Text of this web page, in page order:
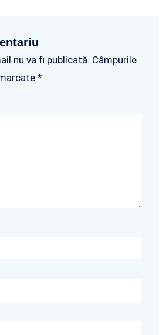
nu va fi publicată. Câmpurile
*